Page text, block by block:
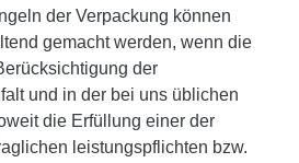
der Verpackung können
gemacht werden, wenn die
der
und in der bei uns üblichen
die Erfüllung einer der
leistungspflichten bzw.